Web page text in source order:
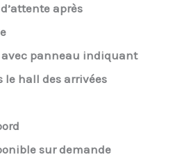
après
avec panneau indiquant
le hall des arrivées
sur demande